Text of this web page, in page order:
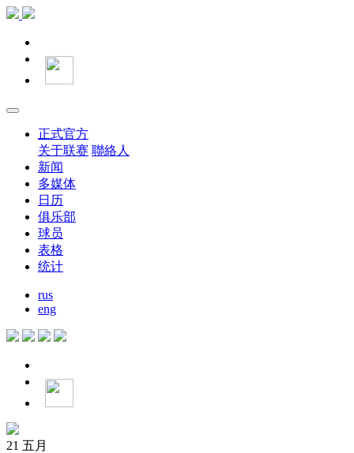
正式官方
关于联赛 聯絡人
新闻
多媒体
日历
俱乐部
球员
表格
统计
rus
eng
21 五月